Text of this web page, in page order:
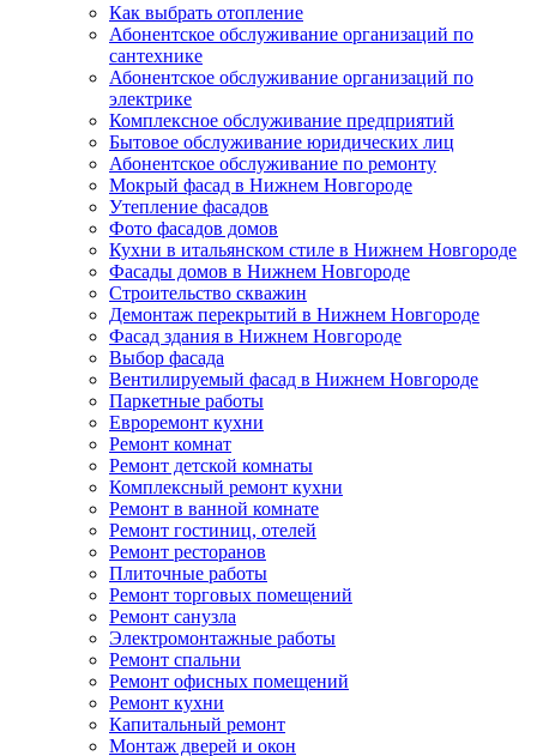
Как выбрать отопление
Абонентское обслуживание организаций по
сантехнике
Абонентское обслуживание организаций по
электрике
Комплексное обслуживание предприятий
Бытовое обслуживание юридических лиц
Абонентское обслуживание по ремонту
Мокрый фасад в Нижнем Новгороде
Утепление фасадов
Фото фасадов домов
Кухни в итальянском стиле в Нижнем Новгороде
Фасады домов в Нижнем Новгороде
Строительство скважин
Демонтаж перекрытий в Нижнем Новгороде
Фасад здания в Нижнем Новгороде
Выбор фасада
Вентилируемый фасад в Нижнем Новгороде
Паркетные работы
Евроремонт кухни
Ремонт комнат
Ремонт детской комнаты
Комплексный ремонт кухни
Ремонт в ванной комнате
Ремонт гостиниц, отелей
Ремонт ресторанов
Плиточные работы
Ремонт торговых помещений
Ремонт санузла
Электромонтажные работы
Ремонт спальни
Ремонт офисных помещений
Ремонт кухни
Капитальный ремонт
Монтаж дверей и окон